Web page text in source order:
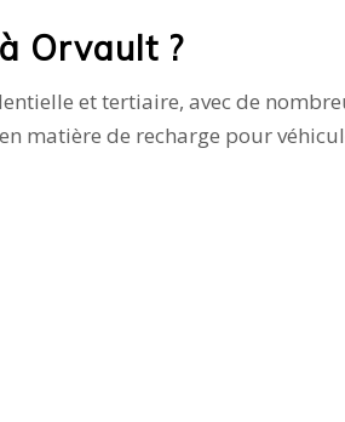
Orvault ?
et tertiaire, avec de
matière de recharge pour